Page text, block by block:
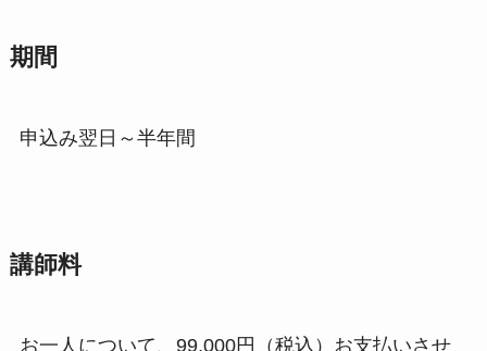
期間
申込み翌日～半年間
講師料
お一人について、99,000円（税込）お支払いさせ